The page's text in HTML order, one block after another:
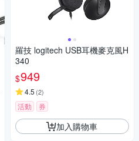
羅技 logitech USB耳機麥克風H
340
$949
4.5 (2)
活動 券
加入購物車